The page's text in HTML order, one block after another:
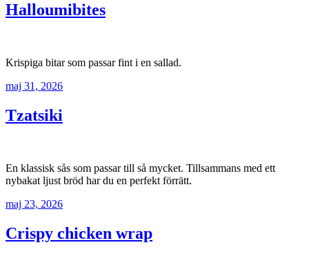
Halloumibites
Krispiga bitar som passar fint i en sallad.
maj 31, 2026
Tzatsiki
En klassisk sås som passar till så mycket. Tillsammans med ett
nybakat ljust bröd har du en perfekt förrätt.
maj 23, 2026
Crispy chicken wrap